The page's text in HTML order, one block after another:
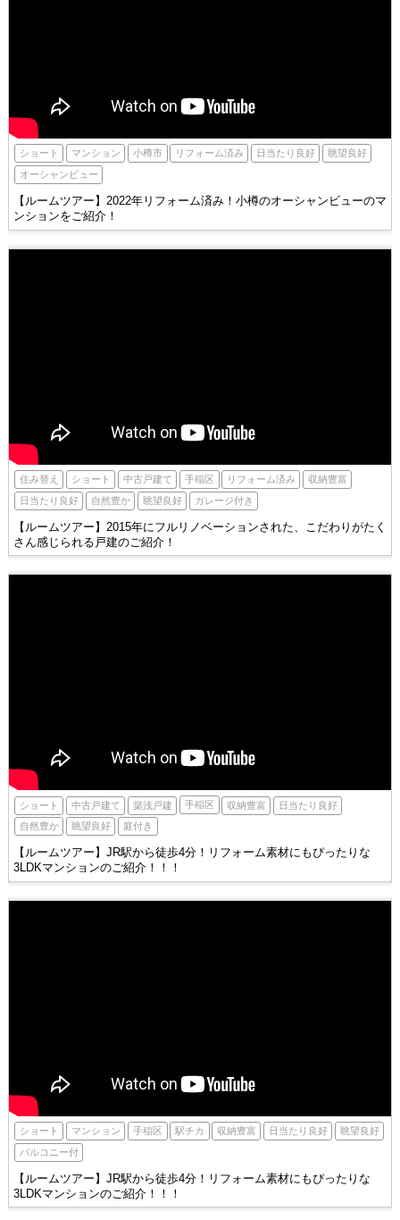
ショート マンション 小樽市 リフォーム済み 日当たり良好 眺望良好
オーシャンビュー
【ルームツアー】2022年リフォーム済み！小樽のオーシャンビューのマ
ンションをご紹介！
住み替え ショート 中古戸建て 手稲区 リフォーム済み 収納豊富
日当たり良好 自然豊か 眺望良好 ガレージ付き
【ルームツアー】2015年にフルリノベーションされた、こだわりがたく
さん感じられる戸建のご紹介！
ショート 中古戸建て 築浅戸建 手稲区 収納豊富
日当たり良好
自然豊か
眺望良好 庭付き
【ルームツアー】JR駅から徒歩4分！リフォーム素材にもぴったりな
3LDKマンションのご紹介！！！
ショート マンション 手稲区 駅チカ 収納豊富 日当たり良好
眺望良好
バルコニー付
【ルームツアー】JR駅から徒歩4分！リフォーム素材にもぴったりな
3LDKマンションのご紹介！！！